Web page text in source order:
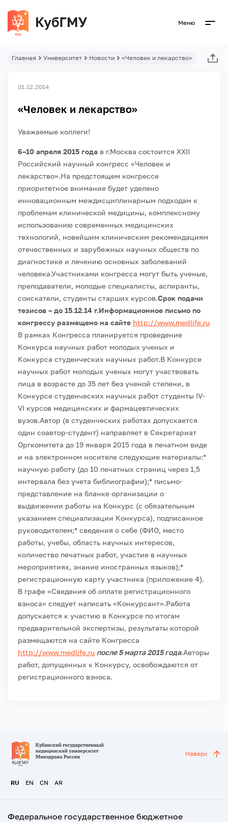
Меню
Главная Университет Новости «Человек и лекарство»
01.12.2014
«Человек и лекарство»
Уважаемые коллеги!
6–10 апреля 2015 года в г.Москва состоится XXII
Российский научный конгресс «Человек и
лекарство».На предстоящем конгрессе
приоритетное внимание будет уделено
инновационным междисциплинарным подходам к
проблемам клинической медицины, комплексному
использованию современных медицинских
технологий, новейшим клиническим рекомендациям
отечественных и зарубежных научных обществ по
диагностике и лечению основных заболеваний
человека.Участниками конгресса могут быть ученые,
преподаватели, молодые специалисты, аспиранты,
соискатели, студенты старших курсов.Срок подачи
тезисов – до 15.12.14 г.Информационное письмо по
конгрессу размещено на сайте http://www.medlife.ru
В рамках Конгресса планируется проведение
Конкурса научных работ молодых ученых и
Конкурса студенческих научных работ.В Конкурсе
научных работ молодых ученых могут участвовать
лица в возрасте до 35 лет без ученой степени, в
Конкурсе студенческих научных работ студенты IV-
VI курсов медицинских и фармацевтических
вузов.Автор (в студенческих работах допускается
один соавтор-студент) направляет в Секретариат
Оргкомитета до 19 января 2015 года в печатном виде
и на электронном носителе следующие материалы:*
научную работу (до 10 печатных страниц через 1,5
интервала без учета библиографии);* письмо-
представление на бланке организации о
выдвижении работы на Конкурс (с обязательным
указанием специализации Конкурса), подписанное
руководителем;* сведения о себе (ФИО, место
работы, учебы, область научных интересов,
количество печатных работ, участие в научных
мероприятиях, знание иностранных языков);*
регистрационную карту участника (приложение 4).
В графе «Сведения об оплате регистрационного
взноса» следует написать «Конкурсант».Работа
допускается к участию в Конкурсе по итогам
предварительной экспертизы, результаты которой
размещаются на сайте Конгресса
http://www.medlife.ru после 5 марта 2015 года.Авторы
работ, допущенных к Конкурсу, освобождаются от
регистрационного взноса.
RU EN CN AR
Наверх
Федеральное государственное бюджетное